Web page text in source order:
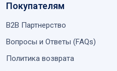
Покупателям
B2B Партнерство
Вопросы и Ответы (FAQs)
Политика возврата